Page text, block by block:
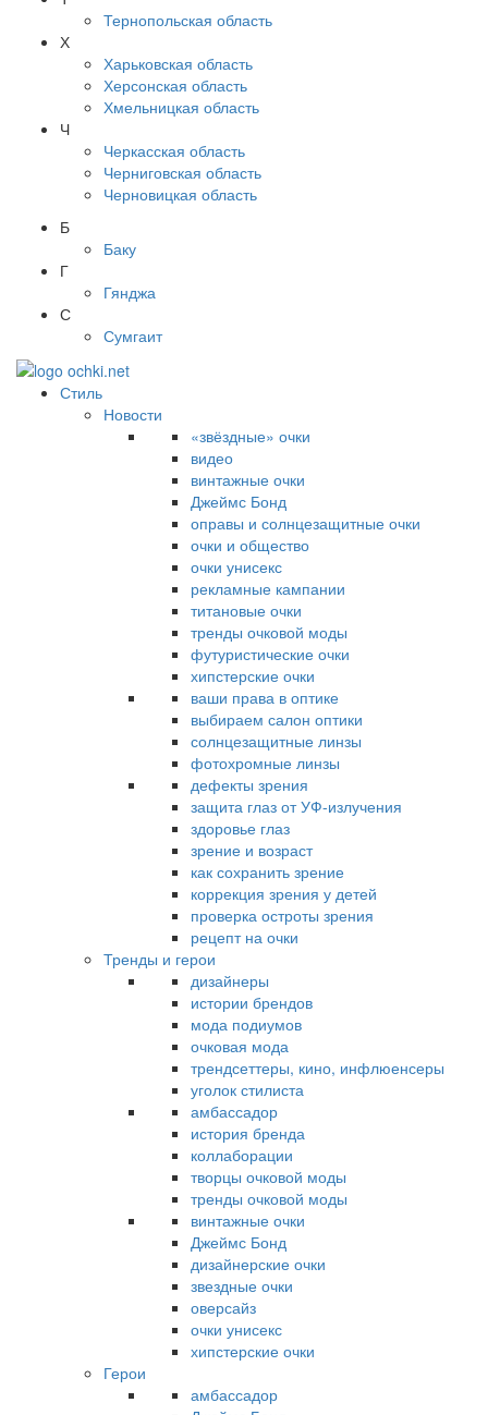
Тернопольская область
Х
Харьковская область
Херсонская область
Хмельницкая область
Ч
Черкасская область
Черниговская область
Черновицкая область
Б
Баку
Г
Гянджа
С
Сумгаит
Стиль
Новости
«звёздные» очки
видео
винтажные очки
Джеймс Бонд
оправы и солнцезащитные очки
очки и общество
очки унисекс
рекламные кампании
титановые очки
тренды очковой моды
футуристические очки
хипстерские очки
ваши права в оптике
выбираем салон оптики
солнцезащитные линзы
фотохромные линзы
дефекты зрения
защита глаз от УФ-излучения
здоровье глаз
зрение и возраст
как сохранить зрение
коррекция зрения у детей
проверка остроты зрения
рецепт на очки
Тренды и герои
дизайнеры
истории брендов
мода подиумов
очковая мода
трендсеттеры, кино, инфлюенсеры
уголок стилиста
амбассадор
история бренда
коллаборации
творцы очковой моды
тренды очковой моды
винтажные очки
Джеймс Бонд
дизайнерские очки
звездные очки
оверсайз
очки унисекс
хипстерские очки
Герои
амбассадор